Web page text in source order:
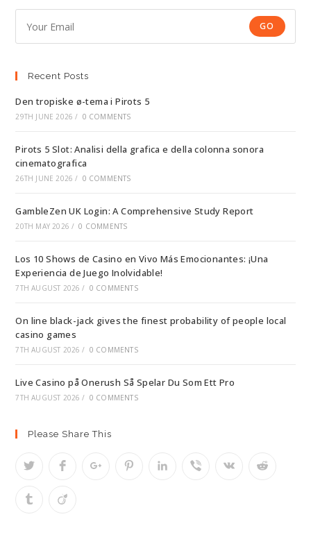
GO
Recent Posts
Den tropiske ø-tema i Pirots 5
29TH JUNE 2026 / 0 COMMENTS
Pirots 5 Slot: Analisi della grafica e della colonna sonora
cinematografica
26TH JUNE 2026 / 0 COMMENTS
GambleZen UK Login: A Comprehensive Study Report
20TH MAY 2026 / 0 COMMENTS
Los 10 Shows de Casino en Vivo Más Emocionantes: ¡Una
Experiencia de Juego Inolvidable!
7TH AUGUST 2026 / 0 COMMENTS
On line black-jack gives the finest probability of people local
casino games
7TH AUGUST 2026 / 0 COMMENTS
Live Casino på Onerush Så Spelar Du Som Ett Pro
7TH AUGUST 2026 / 0 COMMENTS
Please Share This